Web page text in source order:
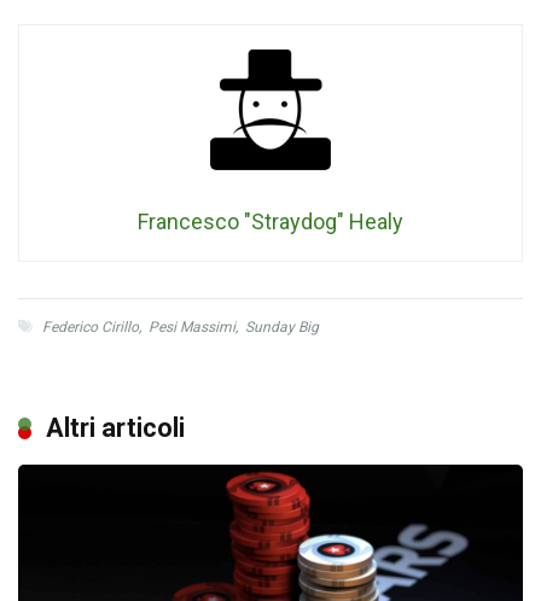
Francesco "Straydog" Healy
Federico Cirillo, Pesi Massimi, Sunday Big
Altri articoli